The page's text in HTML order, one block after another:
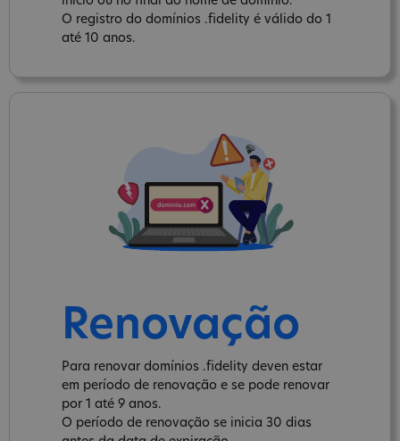
O registro do domínios .fidelity é válido do 1
até 10 anos.
Renovação
Para renovar domínios .fidelity deven estar
em período de renovação e se pode renovar
por 1 até 9 anos.
O período de renovação se inicia 30 dias